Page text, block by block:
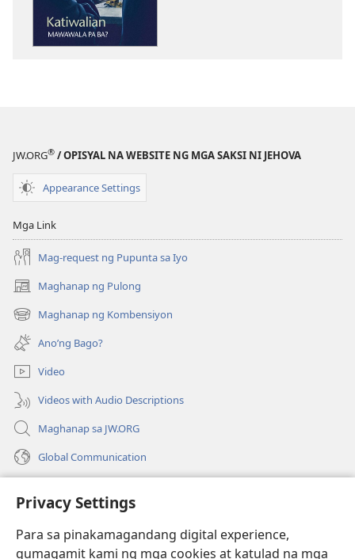
Privacy Settings
Para sa pinakamagandang digital experience,
gumagamit kami ng mga cookies at katulad na mga
JW.ORG® / OPISYAL NA WEBSITE NG MGA SAKSI NI JEHOVA
Appearance Settings
Mga Link
Mag-request ng Pupunta sa Iyo
Maghanap ng Pulong
(may
bubukas
na
bagong
window)
Maghanap ng Kombensiyon
(may
bubukas
na
bagong
window)
Ano’ng Bago?
Video
Videos with Audio Descriptions
Maghanap sa JW.ORG
Global Communication
(may